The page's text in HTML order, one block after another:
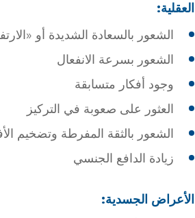
العقلية:
الشعور بالسعادة الشديدة أو
الشعور بسرعة الانفعال
وجود أفكار متسابقة
العثور على صعوبة في التركيز
الشعور بالثقة المفرطة وتضخيم
زيادة الدافع الجنسي
الأعراض الجسدية: